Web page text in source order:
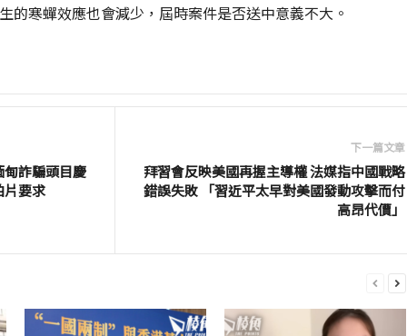
的寒蟬效應也會減少，屆時案件是否送中意義不大。
甸詐騙頭目慶
片要求
下一篇文章
拜習會反映美國再握主導權 法媒指中國戰略
錯誤失敗 「習近平太早對美國發動攻擊而付
高昂代價」